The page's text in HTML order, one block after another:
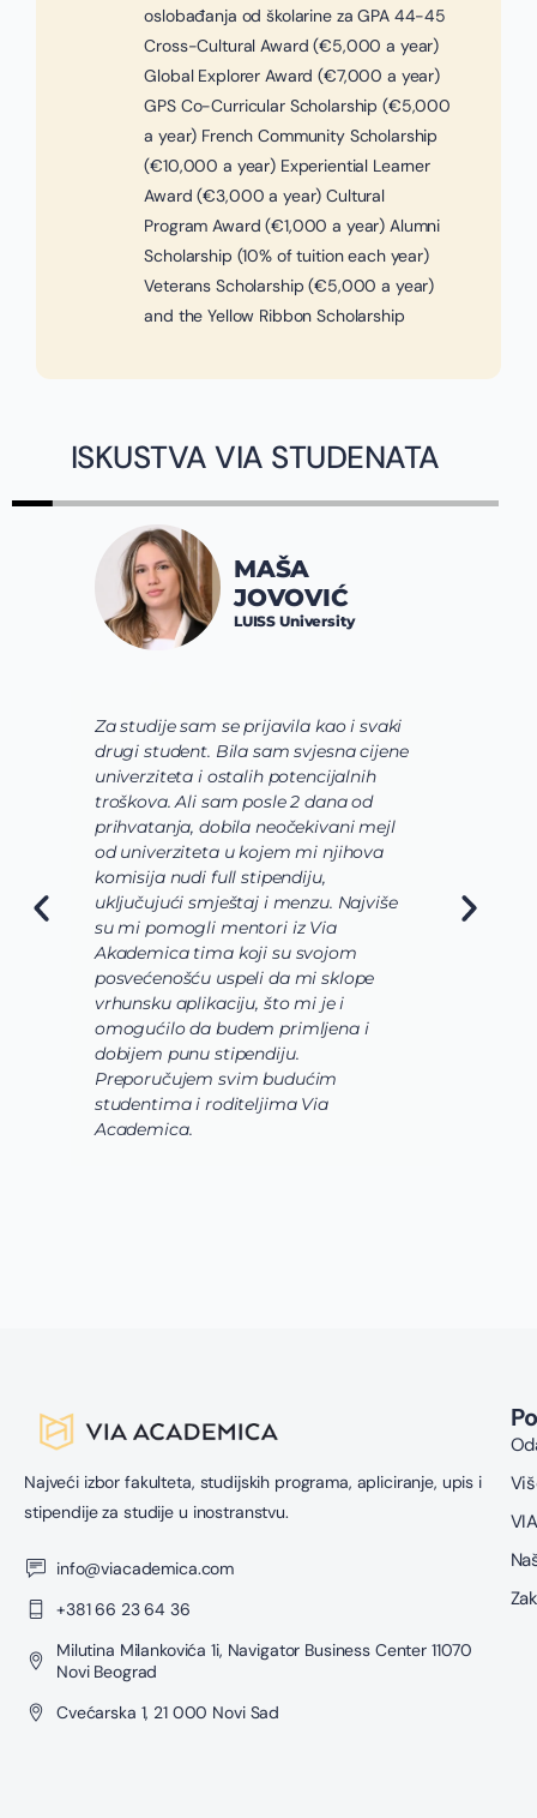
oslobađanja od školarine za GPA 44-45
Cross-Cultural Award (€5,000 a year)
Global Explorer Award (€7,000 a year)
GPS Co-Curricular Scholarship (€5,000
a year) French Community Scholarship
(€10,000 a year) Experiential Learner
Award (€3,000 a year) Cultural
Program Award (€1,000 a year) Alumni
Scholarship (10% of tuition each year)
Veterans Scholarship (€5,000 a year)
and the Yellow Ribbon Scholarship
ISKUSTVA VIA STUDENATA
kao i svaki
svjesna cijene
2 dana od
mejl
mi njihova
Najviše
iz Via
mi sklope
primljena i
Via tim mi je pre svega pomogao
shvatim koje polje nauke želim da
usavrsim preko svojih studija i da
usmerim. Zatim su mi pomogli
odaberem program koji najviše
odgovara mojim željama i
o osnovnim studijama koje bi
da budu veoma raznovrsne, u
slučaju da biologija, hemija i
biohemija budu upotpunjene
laboratorijama i radom u
istraživackoj grupi. Takođe, svaki
korak prijave i aplikacije bio je uz
pomoć i podršku celokunog Via
Academica tima.
Najveći izbor fakulteta, studijskih programa, apliciranje, upis i
stipendije za studije u inostranstvu.
info@viacademica.com
+381 66 23 64 36
Milutina Milankovića 1i, Navigator Business Center 11070
Novi Beograd
Cvećarska 1, 21 000 Novi Sad